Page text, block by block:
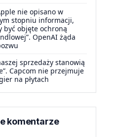
nie opisano w
stopniu informacji,
być objęte ochroną
OpenAI żąda
sprzedaży stanowią
Capcom nie przejmuje
na płytach
komentarze